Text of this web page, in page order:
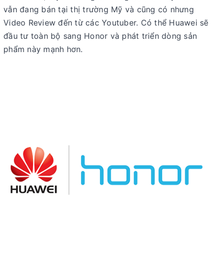
vẫn đang bán tại thị trường Mỹ và cũng có nhưng
Video Review đến từ các Youtuber. Có thể Huawei sẽ
đầu tư toàn bộ sang Honor và phát triển dòng sản
phẩm này mạnh hơn.